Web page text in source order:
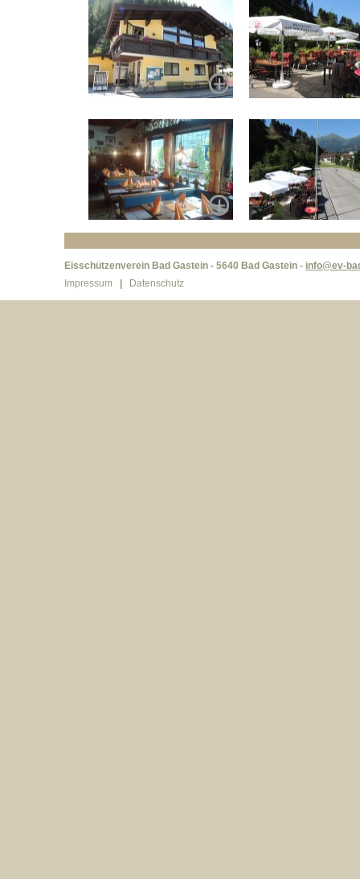
Eisschützenverein Bad Gastein - 5640 Bad Gastein - info@ev-
Impressum
Datenschutz